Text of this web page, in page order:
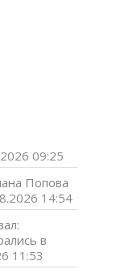
09:25
Попова
14:54
в
11:53